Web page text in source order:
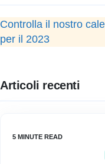
Controlla il nostro
per il 2023
Articoli recenti